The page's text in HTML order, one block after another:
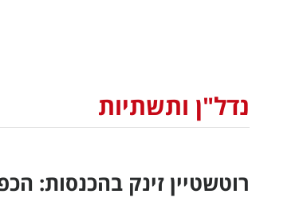
נדל"ן ותשתיות
רוטשטיין זינק בהכנסות: הכפיל אותן